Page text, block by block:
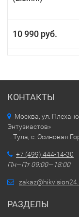
10 990 руб.
КОНТАКТЫ
Москва, ул.
Энтузиастов»
г. Тула, с. Осиновая
+7 (499) 444-14-30
Пн—Пт 09:00—18:00
РАЗДЕЛЫ